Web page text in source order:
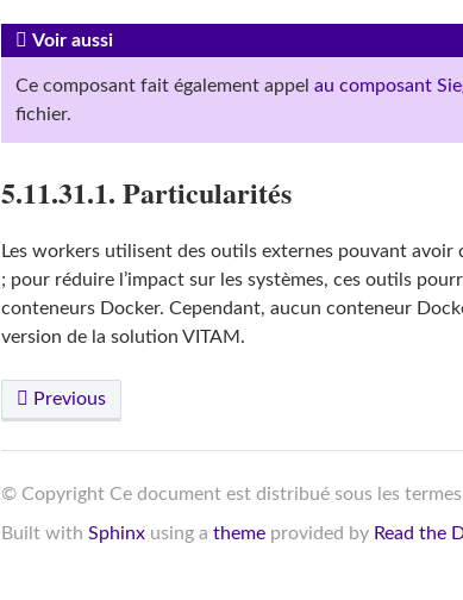
Voir aussi
Ce composant fait également appel au composant
fichier.
5.11.31.1. Particularités
Les workers utilisent des outils externes pouvant
; pour réduire l’impact sur les systèmes, ces outils
conteneurs Docker. Cependant, aucun conteneur
version de la solution VITAM.
Previous
© Copyright Ce document est distribué sous les
Built with Sphinxusing a themeprovided by Read the